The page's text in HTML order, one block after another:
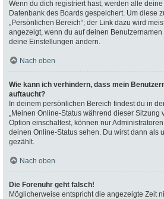
Wenn du dich registriert hast, werden alle
Datenbank des Boards gespeichert. Um diese
„Persönlichen Bereich“; der Link dazu wird
angezeigt, wenn du auf deinen
deine Einstellungen ändern.
Nach oben
Wie kann ich verhindern, dass mein
auftaucht?
In deinem persönlichen Bereich findest du in
„Meinen Online-Status während dieser Sitzung
Option einschaltest, können nur
deinen Online-Status sehen. Du wirst dann als
gezählt.
Nach oben
Die Forenuhr geht falsch!
Möglicherweise entspricht die angezeigte Zeit